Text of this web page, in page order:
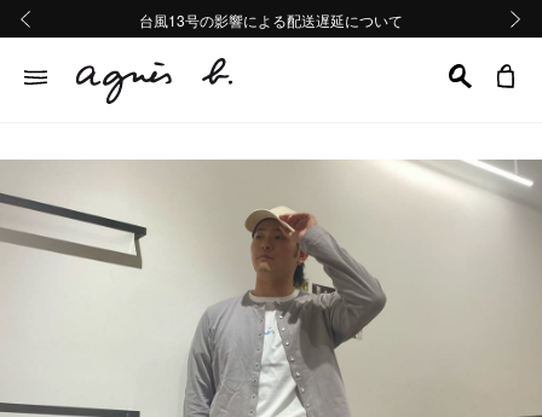
熊本地域地震の影響による配送遅延について
Summer Sale 2buy10%OFF!!
台風13号の影響による配送遅延について
熊本地域地震の影響による配送遅延について
Summer Sale 2buy10%OFF!!